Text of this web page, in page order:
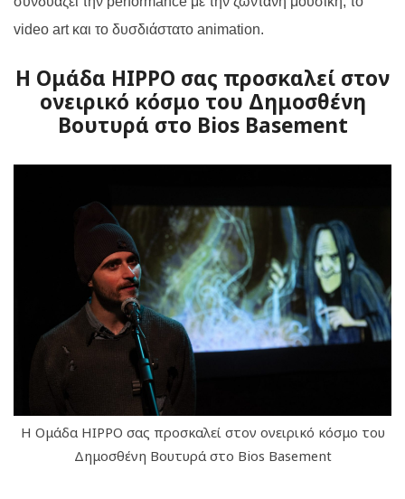
video artκαι το δυσδιάστατο animation.
Η Ομάδα ΗΙΡΡΟ σας προσκαλεί στον
ονειρικό κόσμο του Δημοσθένη
Βουτυρά στο Bios Basement
Η Ομάδα ΗΙΡΡΟ σας προσκαλεί στον ονειρικό κόσμο του
Δημοσθένη Βουτυρά στο Bios Basement